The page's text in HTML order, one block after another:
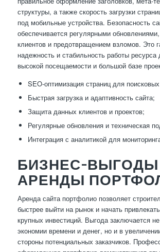
структуры, а также скорость загрузки
под мобильные устройства. Безопасность
обеспечивается регулярными
клиентов и предотвращением взломов. Это
надежность и стабильность работы ресурса
высокой посещаемости и большой базе
SEO-оптимизация страниц для
Быстрая загрузка и адаптивность сайта;
Защита данных клиентов и проектов;
Регулярные обновления и техническая
Интеграция с аналитикой для
БИЗНЕС-ВЫГОДЫ
АРЕНДЫ
Аренда сайта портфолио позволяет
быстрее выйти на рынок и начать
крупных инвестиций. Выгода заключается
экономии времени и денег, но и в
стороны потенциальных заказчиков.